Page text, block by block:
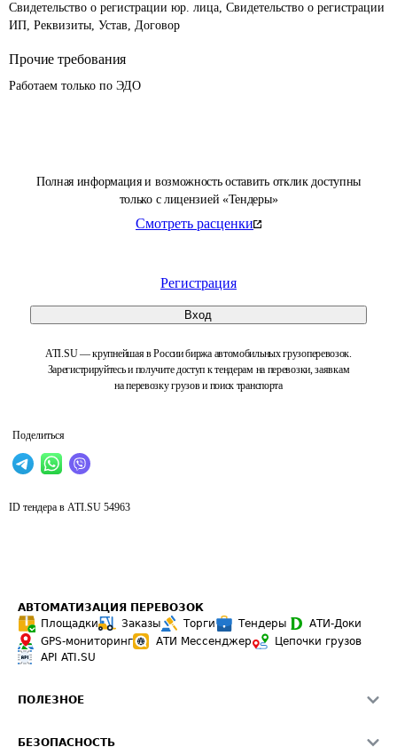
Полная информация и возможность оставить отклик доступны
только с лицензией «Тендеры»
Смотреть расценки
Регистрация
Вход
ATI.SU — крупнейшая в России биржа автомобильных грузоперевозок.
Зарегистрируйтесь и получите доступ к тендерам на перевозки, заявкам
на перевозку грузов и поиск транспорта
Поделиться
Свидетельство о регистрации юр. лица, Свидетельство о регистрации
ИП, Реквизиты, Устав, Договор
Прочие требования
Работаем только по ЭДО
ID тендера в ATI.SU 54963
АВТОМАТИЗАЦИЯ ПЕРЕВОЗОК
Площадки
Заказы Торги Тендеры
АТИ-Доки
GPS-мониторинг
АТИ Мессенджер
Цепочки грузов
API ATI.SU
ПОЛЕЗНОЕ
БЕЗОПАСНОСТЬ